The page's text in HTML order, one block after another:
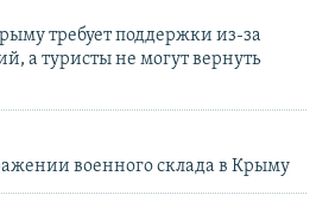
требует поддержки из-за
а туристы не могут вернуть
военного склада в Крыму